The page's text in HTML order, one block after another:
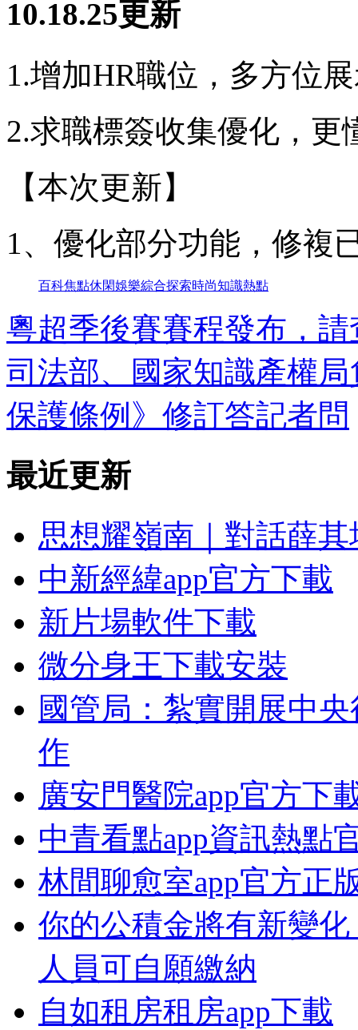
10.18.25更新
1.增加HR職位，多方位
2.求職標簽收集優化，更
【本次更新】
1、優化部分功能，修複
百科焦點休閑娛樂綜合探索時尚知識熱點
粵超季後賽賽程發布，請
司法部、國家知識產權
保護條例》修訂答記者問
最近更新
思想耀嶺南｜對話薛
中新經緯app官方下載
新片場軟件下載
微分身王下載安裝
國管局：紮實開展中
作
廣安門醫院app官方下
中青看點app資訊熱點
林間聊愈室app官方正
你的公積金將有新變
人員可自願繳納
自如租房租房app下載